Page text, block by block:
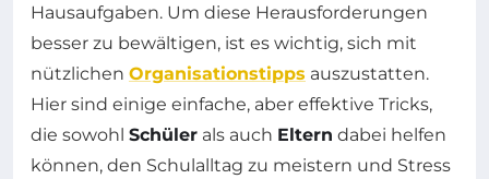
Hausaufgaben. Um diese Herausforderungen
besser zu bewältigen, ist es wichtig, sich mit
nützlichen Organisationstipps auszustatten.
Hier sind einige einfache, aber effektive Tricks,
die sowohl Schüler als auch Eltern dabei helfen
können, den Schulalltag zu meistern und Stress